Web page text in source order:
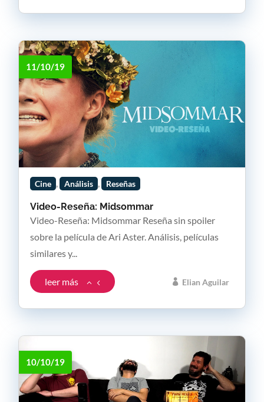
Video-Reseña: Midsommar
Elian Aguilar
11/10/19
Cine , Análisis , Reseñas
Video-Reseña: Midsommar Reseña sin spoiler
sobre la película de Ari Aster. Análisis, películas
similares y...
leer más
10/10/19